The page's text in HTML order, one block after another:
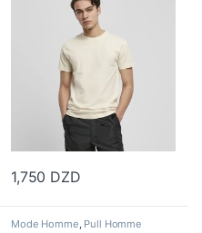
Les options peuvent être
1,750 DZD
Ce produit a plusieurs
Mode Homme, Pull Homme